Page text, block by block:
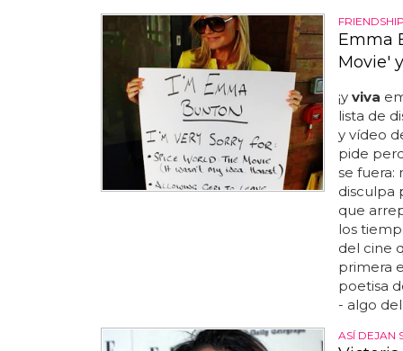
Emma
Movie'
¡y viva
lista de
y vídeo
pide
se fuera:
disculpa
que
los
del cine
primera
poetisa
- algo
ASÍ DEJAN